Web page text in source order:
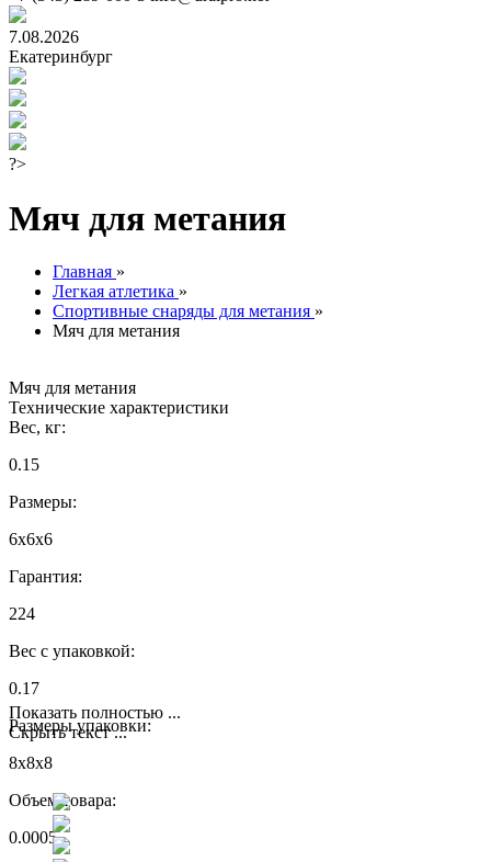
7.08.2026
Екатеринбург
?>
Мяч для метания
Главная »
Легкая атлетика »
Спортивные снаряды для метания »
Мяч для метания
Мяч для метания
Технические характеристики
Вес, кг:
0.15
Размеры:
6x6x6
Гарантия:
224
Вес с упаковкой:
0.17
Размеры упаковки:
8x8x8
Объем товара:
0.0005
Показать полностью ...
Скрыть текст ...